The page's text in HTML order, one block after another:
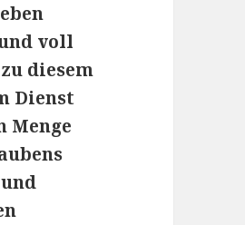
voll
diesem
Dienst
Menge